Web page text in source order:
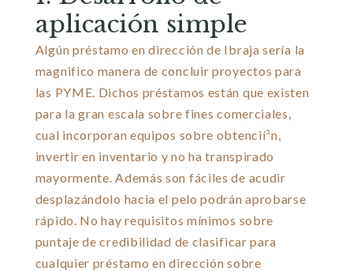
aplicación simple
Algún préstamo en dirección de Ibraja serí­a la
magnifico manera de concluir proyectos para
las PYME. Dichos préstamos están que existen
para la gran escala sobre fines comerciales,
cual incorporan equipos sobre obtencií³n,
invertir en inventario y no ha transpirado
mayormente. Además son fáciles de acudir
desplazándolo hacia el pelo podrán aprobarse
rápido. No hay requisitos mínimos sobre
puntaje de credibilidad de clasificar para
cualquier préstamo en dirección sobre